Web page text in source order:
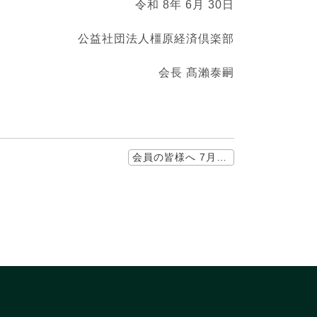
令和 8年 6月 30日
公益社団法人橿原経済倶楽部
会⾧ 髙瀨泰嗣